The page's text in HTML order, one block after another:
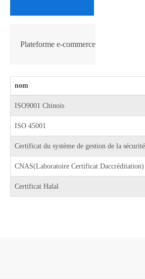
Plateforme e-commerce
nom
ISO9001 Chinois
ISO 45001
Certificat du système de gestion de la
CNAS(Laboratoire Certificat Daccréditation)
Certificat Halal